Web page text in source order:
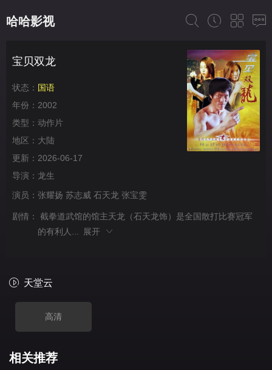
哈哈影视
宝贝双龙
状态： 国语
年份： 2002
类型： 动作片
地区： 大陆
更新： 2026-06-17
导演： 龙生
演员： 张耀扬 苏志威 石天龙 张宝雯
剧情：
截拳道武馆的馆主天龙（石天龙饰）是全国散打比赛冠军
的有利人...
展开
天堂云
高清
相关推荐